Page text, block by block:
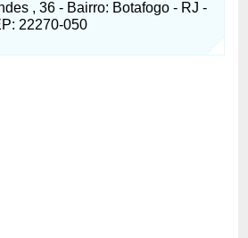
, 36 - Bairro: Botafogo - RJ -
22270-050